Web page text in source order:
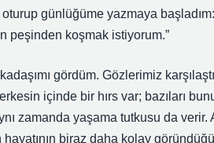
günlüğüme yazmaya
peşinden koşmak istiyorum.”
gördüm. Gözlerimiz
içinde bir hırs var; bazıları
zamanda yaşama tutkusu da
hayatının biraz daha kolay